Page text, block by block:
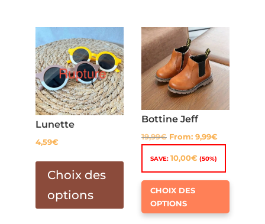
options
peuvent
être
choisies
sur
la
page
produit
peuvent
Lunette
4,59€
Choix des
options
produit
plusieurs
variations.
Bottine Jeff
19,99€ From: 9,99€
SAVE: 10,00€ (50%)
CHOIX DES
OPTIONS
Ce
a